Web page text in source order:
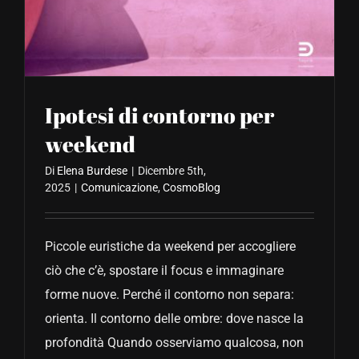
CONTATTACI
Ipotesi di contorno per
weekend
Di Elena Burdese | Dicembre 5th,
2025 | Comunicazione,CosmoBlog
Piccole euristiche da weekend per accogliere
ciò che c’è, spostare il focus e immaginare
forme nuove. Perché il contorno non separa:
orienta. Il contorno delle ombre: dove nasce la
profondità Quando osserviamo qualcosa, non